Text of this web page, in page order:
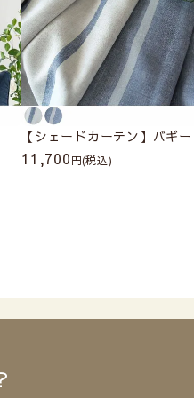
【シェードカーテン】バギー
11,700 (税込)